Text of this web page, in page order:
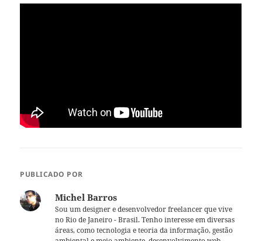
PUBLICADO POR
Michel Barros
Sou um designer e desenvolvedor freelancer que vive
no Rio de Janeiro - Brasil. Tenho interesse em diversas
áreas, como tecnologia e teoria da informação, gestão